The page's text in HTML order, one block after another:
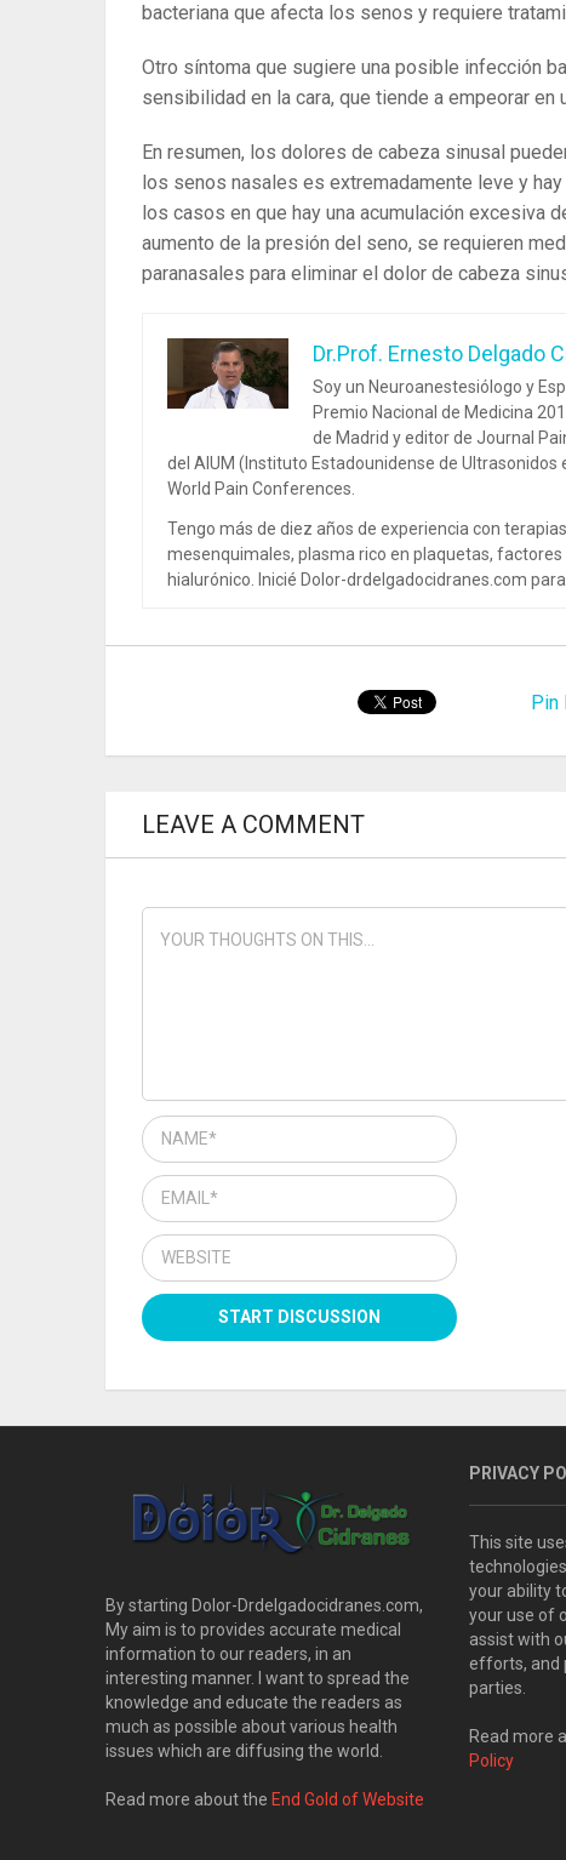
bacteriana que afecta los senos y requiere
Otro síntoma que sugiere una posible infección
sensibilidad en la cara, que tiende a empeorar en
En resumen, los dolores de cabeza sinusal
los senos nasales es extremadamente leve y
los casos en que hay una acumulación excesiva
aumento de la presión del seno, se requieren
paranasales para eliminar el dolor de cabeza
Dr.Prof. Ernesto Delgado
Soy un Neuroanestesiólogo y
Premio Nacional de Medicina
de Madrid y editor de Journal
del AIUM (Instituto Estadounidense de
World Pain Conferences.
Tengo más de diez años de experiencia con
mesenquimales, plasma rico en plaquetas,
hialurónico. Inicié Dolor-drdelgadocidranes.com
Pin
LEAVE A COMMENT
By starting Dolor-Drdelgadocidranes.com,
My aim is to provides accurate medical
information to our readers, in an
interesting manner. I want to spread the
knowledge and educate the readers as
much as possible about various health
issues which are diffusing the world.
Read more about the End Gold of Website
PRIVACY
This site
your ability
your use of
assist with
efforts, and
parties.
Read more
Policy